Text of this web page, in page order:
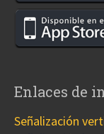
Enlaces de
Señalización